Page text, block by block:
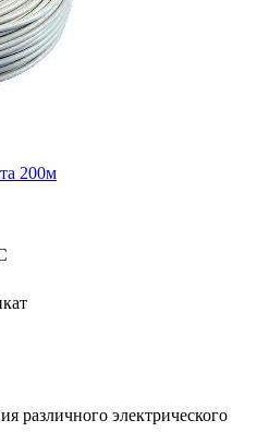
200м
различного электрического